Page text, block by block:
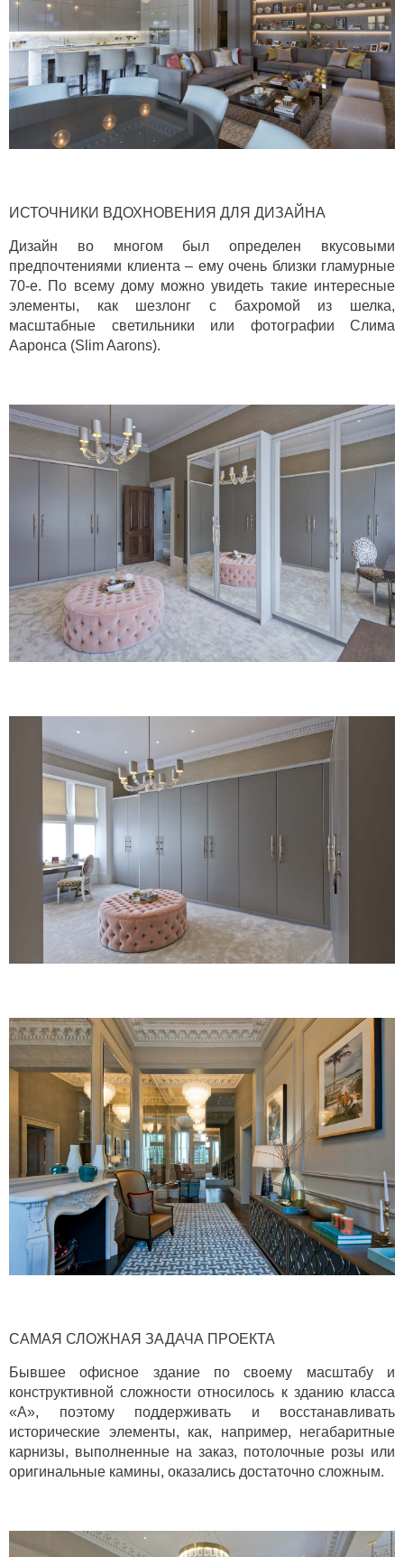
ИСТОЧНИКИ ВДОХНОВЕНИЯ ДЛЯ ДИЗАЙНА
Дизайн во многом был определен вкусовыми
предпочтениями клиента – ему очень близки гламурные
70-е. По всему дому можно увидеть такие интересные
элементы, как шезлонг с бахромой из шелка,
масштабные светильники или фотографии Слима
Ааронса (SlimAarons).
САМАЯ СЛОЖНАЯ ЗАДАЧА ПРОЕКТА
Бывшее офисное здание по своему масштабу и
конструктивной сложности относилось к зданию класса
«А», поэтому поддерживать и восстанавливать
исторические элементы, как, например, негабаритные
карнизы, выполненные на заказ, потолочные розы или
оригинальные камины, оказались достаточно сложным.